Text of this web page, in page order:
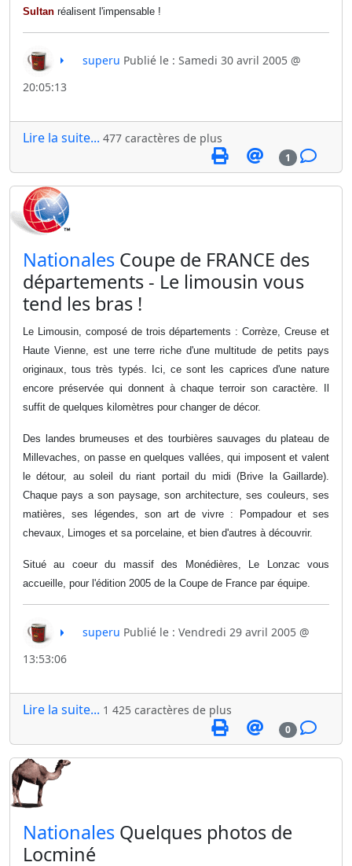
Sultan réalisent l'impensable !
superu Publié le : Samedi 30 avril 2005 @
20:05:13
Lire la suite... 477 caractères de plus
1
​Nationales Coupe de FRANCE des
départements - Le limousin vous
tend les bras !
Le Limousin, composé de trois départements : Corrèze, Creuse et
Haute Vienne, est une terre riche d'une multitude de petits pays
originaux, tous très typés. Ici, ce sont les caprices d'une nature
encore préservée qui donnent à chaque terroir son caractère. Il
suffit de quelques kilomètres pour changer de décor.
Des landes brumeuses et des tourbières sauvages du plateau de
Millevaches, on passe en quelques vallées, qui imposent et valent
le détour, au soleil du riant portail du midi (Brive la Gaillarde).
Chaque pays a son paysage, son architecture, ses couleurs, ses
matières, ses légendes, son art de vivre : Pompadour et ses
chevaux, Limoges et sa porcelaine, et bien d'autres à découvrir.
Situé au coeur du massif des Monédières, Le Lonzac vous
accueille, pour l'édition 2005 de la Coupe de France par équipe.
superu Publié le : Vendredi 29 avril 2005 @
13:53:06
Lire la suite... 1 425 caractères de plus
0
​Nationales Quelques photos de
Locminé